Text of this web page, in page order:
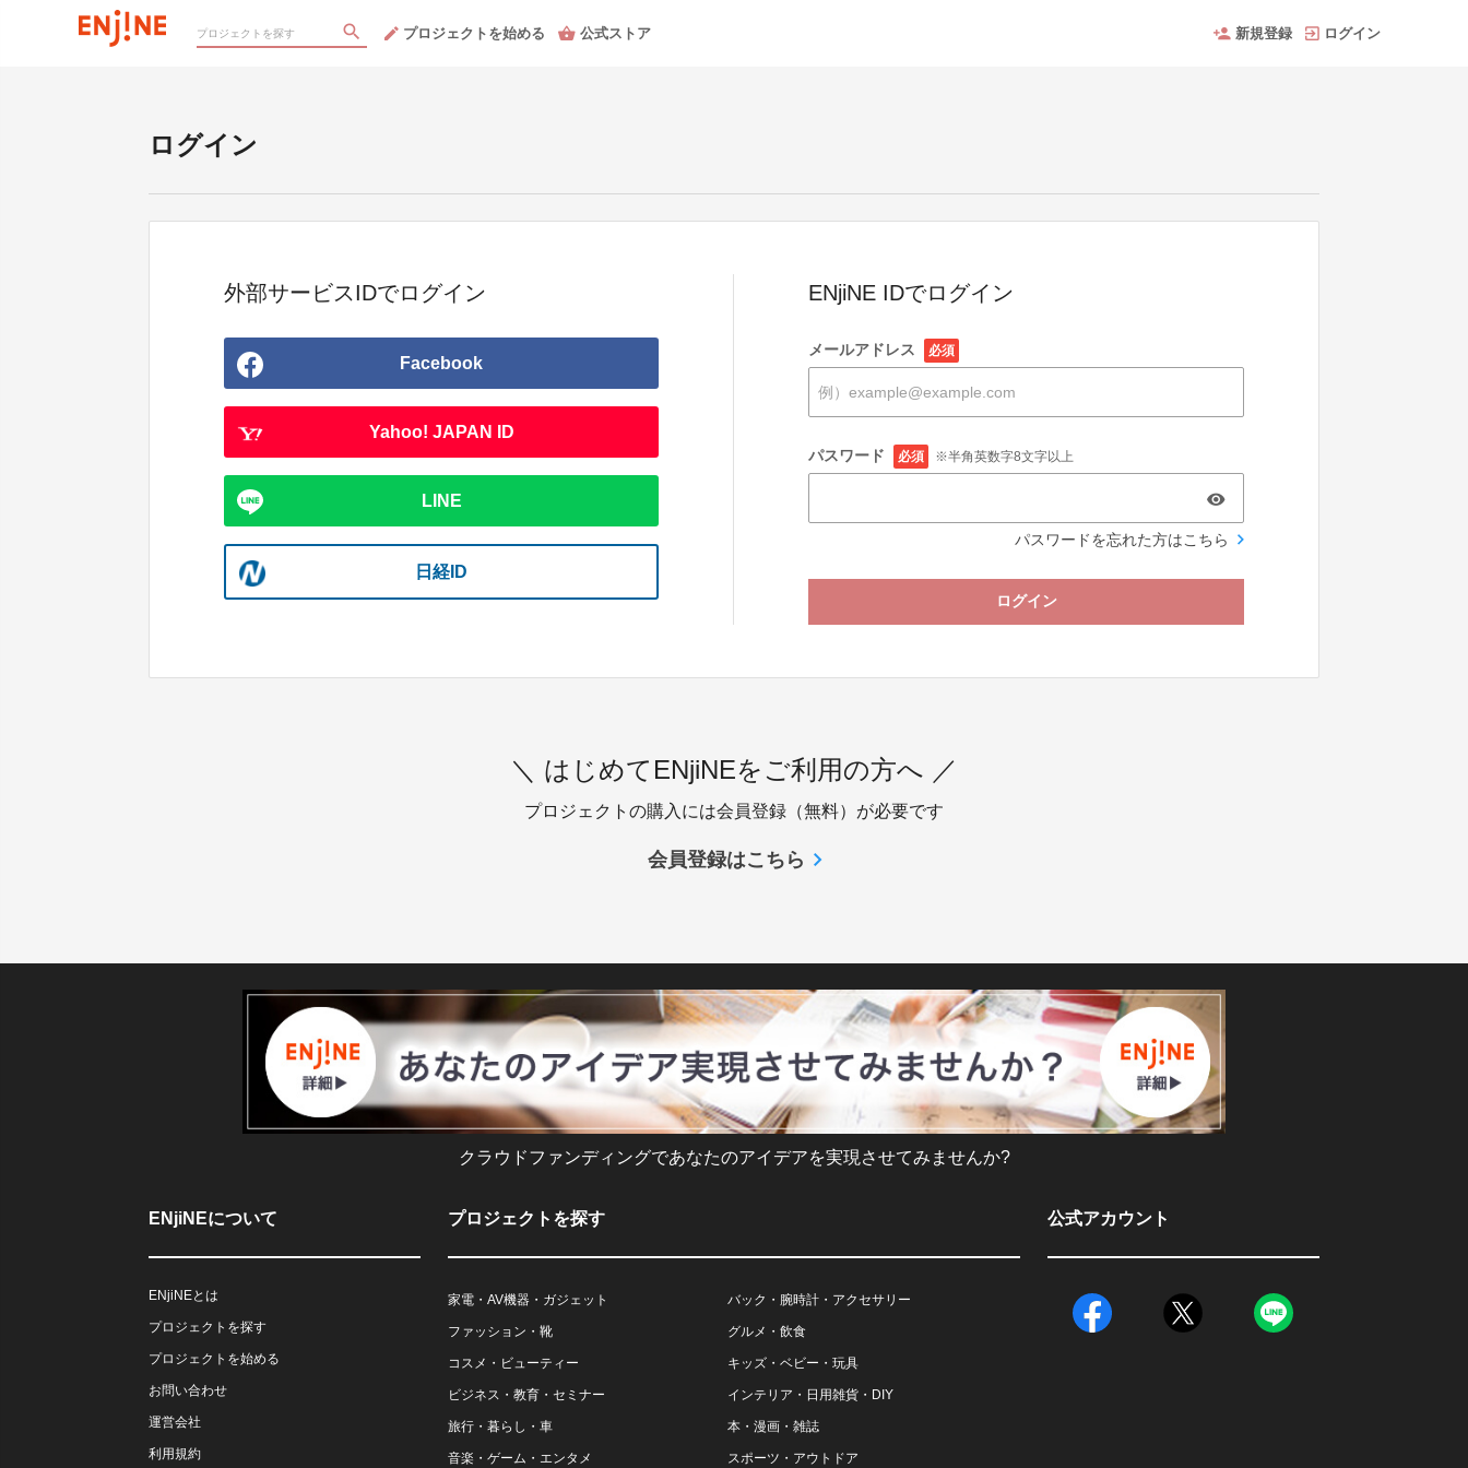
プロジェクトを始める 公式ストア 新規登録 ログイン
ログイン
外部サービスIDでログイン
Facebook
Yahoo! JAPAN ID
LINE
日経ID
ENjiNE IDでログイン
メールアドレス 必須
パスワード 必須 ※半角英数字8文字以上
パスワードを忘れた方はこちら
ログイン
＼ はじめてENjiNEをご利用の方へ ／
プロジェクトの購入には会員登録（無料）が必要です
会員登録はこちら
クラウドファンディングであなたのアイデアを実現させてみませんか?
ENjiNEについて
ENjiNEとは
プロジェクトを探す
プロジェクトを始める
お問い合わせ
運営会社
利用規約
プロジェクトを探す
家電・AV機器・ガジェット バック・腕時計・アクセサリー
ファッション・靴 グルメ・飲食
コスメ・ビューティー キッズ・ベビー・玩具
ビジネス・教育・セミナー インテリア・日用雑貨・DIY
旅行・暮らし・車 本・漫画・雑誌
音楽・ゲーム・エンタメ スポーツ・アウトドア
公式アカウント